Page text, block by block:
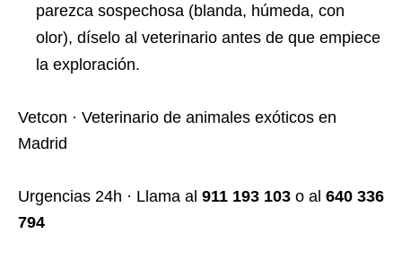
parezca sospechosa (blanda, húmeda, con
olor), díselo al veterinario antes de que empiece
la exploración.
Vetcon · Veterinario de animales exóticos en
Madrid
Urgencias 24h · Llama al 911 193 103 o al 640 336
794